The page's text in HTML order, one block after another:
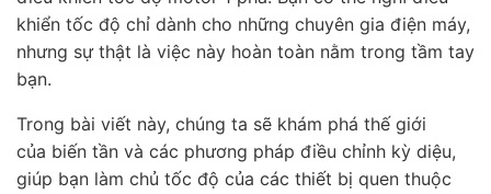
khiển tốc độ chỉ dành cho những chuyên gia điện máy,
nhưng sự thật là việc này hoàn toàn nằm trong tầm tay
bạn.
Trong bài viết này, chúng ta sẽ khám phá thế giới
của biến tần và các phương pháp điều chỉnh kỳ diệu,
giúp bạn làm chủ tốc độ của các thiết bị quen thuộc